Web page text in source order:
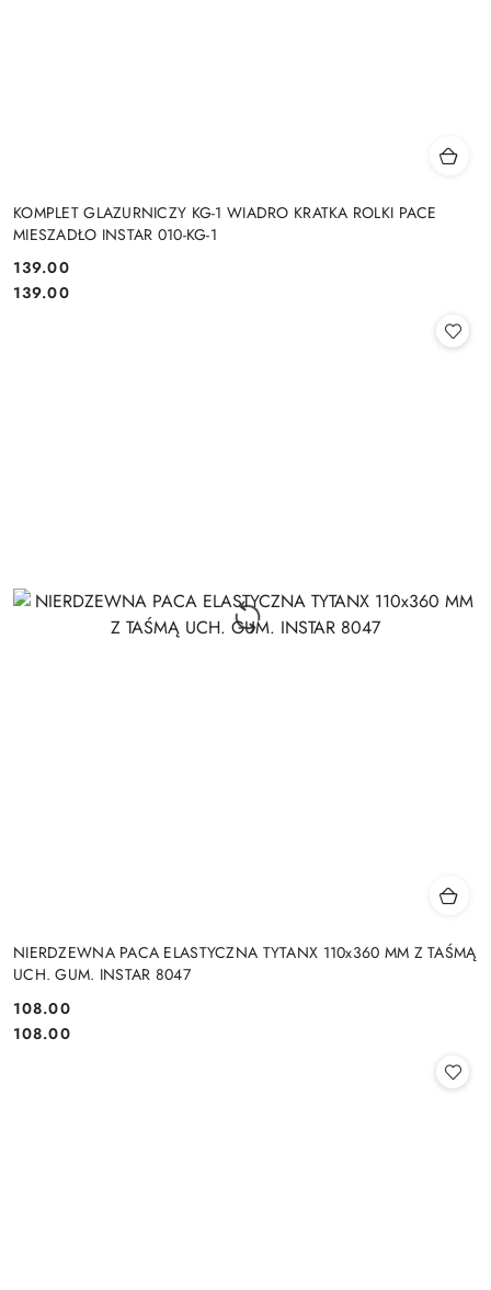
KOMPLET GLAZURNICZY KG-1 WIADRO KRATKA ROLKI PACE
MIESZADŁO INSTAR 010-KG-1
Cena:
139.00
Cena:
139.00
NIERDZEWNA PACA ELASTYCZNA TYTANX 110x360 MM Z TAŚMĄ
UCH. GUM. INSTAR 8047
Cena:
108.00
Cena:
108.00